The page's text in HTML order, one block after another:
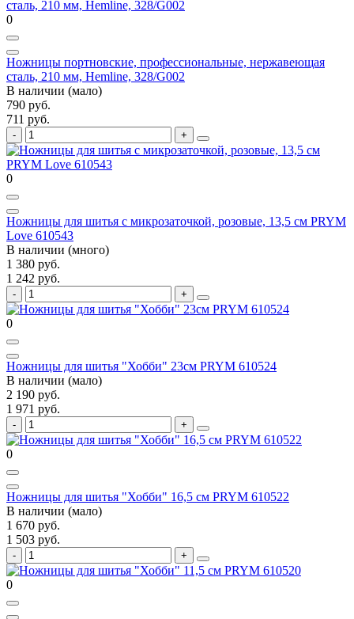
0
Ножницы портновcкие, профессиональные, нержавеющая
сталь, 210 мм, Hemline, 328/G002
В наличии (мало)
790 руб.
711 руб.
0
Ножницы для шитья с микрозаточкой, розовые, 13,5 см PRYM
Love 610543
В наличии (много)
1 380 руб.
1 242 руб.
0
Ножницы для шитья "Хобби" 23см PRYM 610524
В наличии (мало)
2 190 руб.
1 971 руб.
0
Ножницы для шитья "Хобби" 16,5 см PRYM 610522
В наличии (мало)
1 670 руб.
1 503 руб.
0